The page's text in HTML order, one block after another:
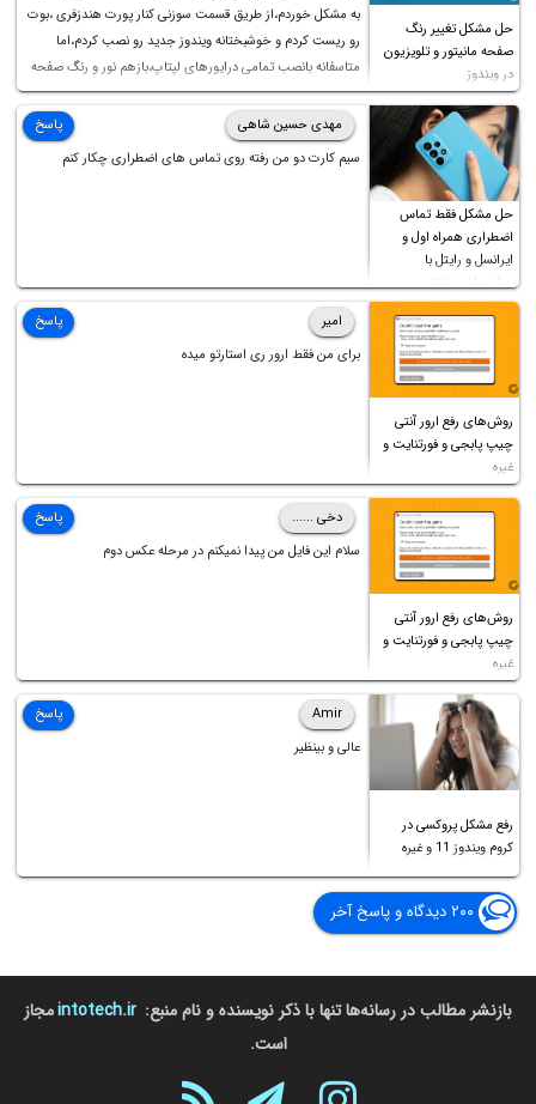
حل مشکل تغییر رنگ
صفحه مانیتور و تلویزیون
در ویندوز
به مشکل خوردم،از طریق قسمت سوزنی کنار پورت هندزفری ،بوت
رو ریست کردم و خوشبختانه ویندوز جدید رو نصب کردم،اما
متاسفانه بانصب تمامی درایورهای لپتاپ،بازهم نور و رنگ صفحه
چه موقع کار چه موقع پخش فیلم مثل سابق نیست(نور زیاده و بی
کیفیت)،با ابدیت کردن کارت گرافیک،کالیبره کردن و غیره هم نور و
رنگ درست نشد (انگار تصویر ماته)، خواهشمند است راهنمایی
فرمایید باتشکر
حل مشکل فقط تماس
اضطراری همراه اول و
ایرانسل و رایتل با
روش‌های مختلف
مهدی حسین شاهی
سیم کارت دو من رفته روی تماس های اضطراری چکار کنم
پاسخ
روش‌های رفع ارور آنتی
چیپ پابجی و فورتنایت و
غیره
امیر
برای من فقط ارور ری استارتو میده
پاسخ
روش‌های رفع ارور آنتی
چیپ پابجی و فورتنایت و
غیره
دخی ......
سلام این فایل من پیدا نمیکنم در مرحله عکس دوم
پاسخ
رفع مشکل پروکسی در
کروم ویندوز 11 و غیره
Amir
عالی و بینظیر
پاسخ
۲۰۰ دیدگاه و پاسخ آخر
بازنشر مطالب در رسانه‌ها تنها با ذکر نویسنده و نام منبع: intotech.irمجاز
است.